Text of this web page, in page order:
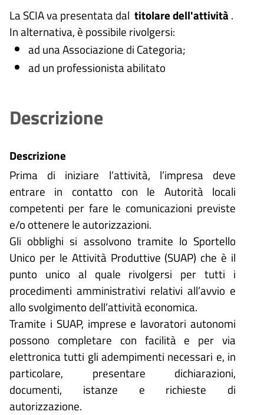
La SCIA va presentata dal titolare dell'attività .
In alternativa, è possibile rivolgersi:
ad una Associazione di Categoria;
ad un professionista abilitato
Descrizione
Descrizione
Prima di iniziare l’attività, l’impresa deve
entrare in contatto con le Autorità locali
competenti per fare le comunicazioni previste
e/o ottenere le autorizzazioni.
Gli obblighi si assolvono tramite lo Sportello
Unico per le Attività Produttive (SUAP) che è il
punto unico al quale rivolgersi per tutti i
procedimenti amministrativi relativi all’avvio e
allo svolgimento dell’attività economica.
Tramite i SUAP, imprese e lavoratori autonomi
possono completare con facilità e per via
elettronica tutti gli adempimenti necessari e, in
particolare, presentare dichiarazioni,
documenti, istanze e richieste di
autorizzazione.